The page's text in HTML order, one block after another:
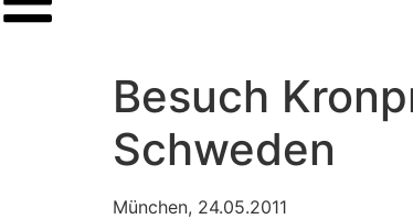
Besuch
Schweden
München, 24.05.2011